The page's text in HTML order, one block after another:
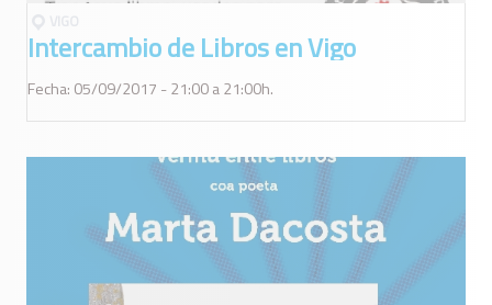
Intercambio de Libros en Vigo
Fecha: 05/09/2017 - 21:00 a 21:00h.